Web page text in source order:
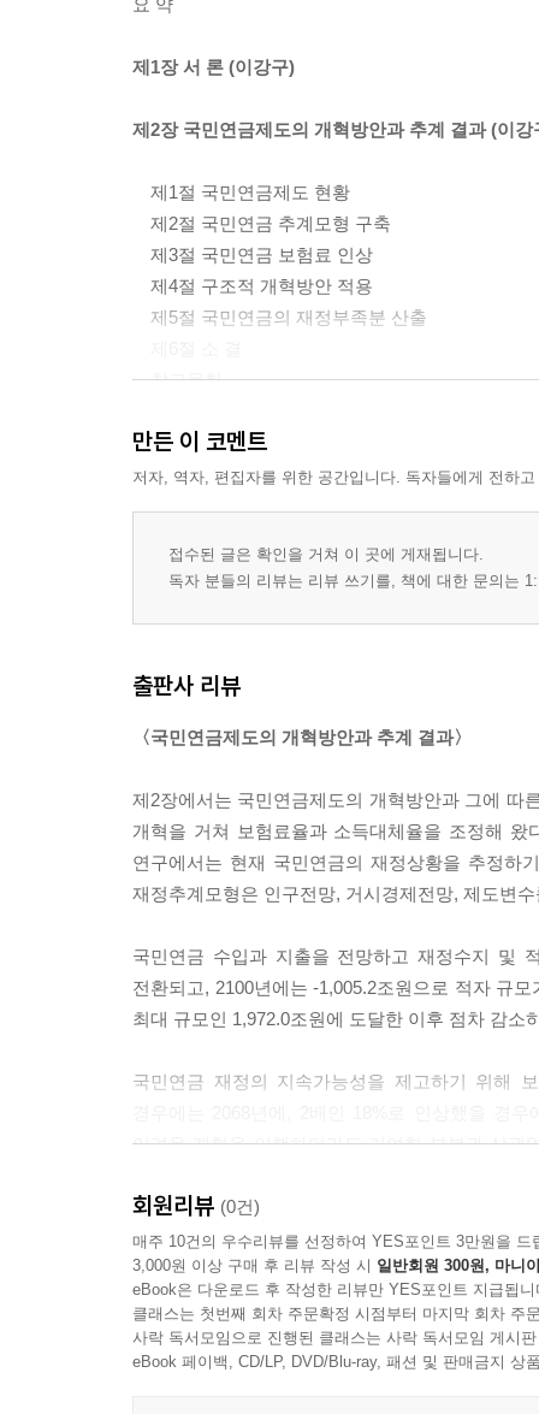
요 약
제1장 서 론 (이강구)
제2장 국민연금제도의 개혁방안과 추계 결과 (이강
제1절 국민연금제도 현황
제2절 국민연금 추계모형 구축
제3절 국민연금 보험료 인상
제4절 구조적 개혁방안 적용
제5절 국민연금의 재정부족분 산출
참고문헌
제3장 기초연금 개혁방안과 추계 결과 (김도헌/이
제2절 기초연금제도의 개요
제4절 기초연금 추계모형과 정책 시나리오
제6절 결론 및 정책 시사점
참고문헌
제2절 공적연금 개혁의 사회적 합의방안
제4절 공적연금 개혁의 주요 쟁점
참고문헌
부 록
만든 이 코멘트
저자, 역자, 편집자를 위한 공간입니다. 독자들에게 전하
접수된 글은 확인을 거쳐 이 곳에 게재됩니다.
독자 분들의 리뷰는 리뷰 쓰기를, 책에 대한 문의는
출판사 리뷰
〈국민연금제도의 개혁방안과 추계 결과〉
제2장에서는 국민연금제도의 개혁방안과 그에 따
개혁을 거쳐 보험료율과 소득대체율을 조정해
연구에서는 현재 국민연금의 재정상황을 추정하
재정추계모형은 인구전망, 거시경제전망, 제도변
국민연금 수입과 지출을 전망하고 재정수지 및
전환되고, 2100년에는 -1,005.2조원으로 적자 규
최대 규모인 1,972.0조원에 도달한 이후 점차 감소
국민연금 재정의 지속가능성을 제고하기 위해
어려운 개혁을 이행하더라도 기여한 부분과 상
보험료율만 인상하는 개혁은 젊은 세대의 동의를
따라서 본 연구에서는 국민연금 구조개혁 이후
‘구연금’으로 구분하여 ‘구연금’의 급여부족
제안한다. 신연금으로 개혁하는 DC형은 사망 때
계좌제(Cohort Collective Defined Contribution) 연
회원리뷰 (0건)
매주 10건의 우수리뷰를 선정하여 YES포인트 3만원을 드
3,000원 이상 구매 후 리뷰 작성 시 일반회원 300원, 마니
eBook은 다운로드 후 작성한 리뷰만 YES포인트 지급됩니
클래스는 첫번째 회차 주문확정 시점부터 마지막 회차 주
사락 독서모임으로 진행된 클래스는 사락 독서모임 게시
eBook 페이백, CD/LP, DVD/Blu-ray, 패션 및 판매금지 상